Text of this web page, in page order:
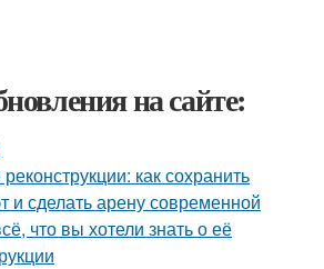
на сайте:
как сохранить
и сделать арену современной
что вы хотели знать о её